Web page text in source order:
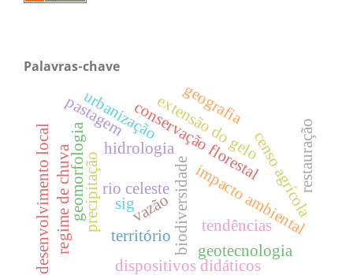
Palavras-chave
conservação florestal
impacto ambiental
censo agrícola
biodiversidade
rio celeste
tendências
precipitação vazão
geomorfologia hidrologia
regime de chuva
extensão do gelo
território
desenvolvimento local restauração
pastagem
urbanização geografia
dispositivos didáticos
geotecnologia
sig